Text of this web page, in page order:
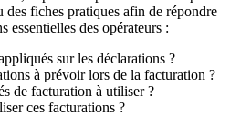
fiches pratiques afin de répondre
essentielles des opérateurs :
sur les déclarations ?
à prévoir lors de la facturation ?
de facturation à utiliser ?
ces facturations ?